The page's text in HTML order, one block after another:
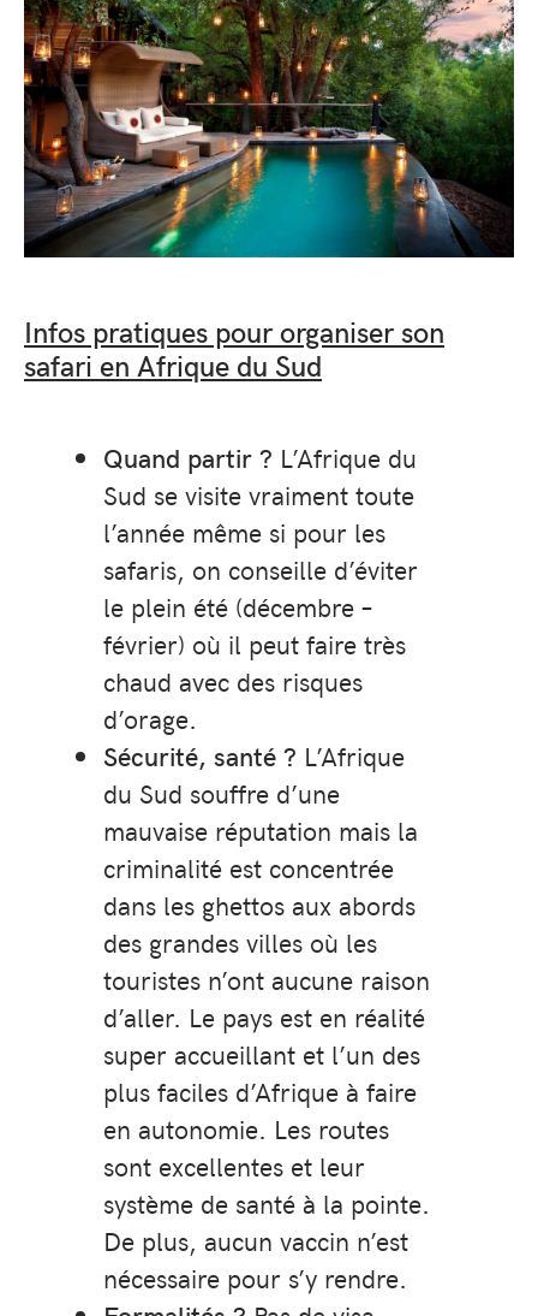
Infos pratiques pour organiser son
safari en Afrique du Sud
Quand partir ? L’Afrique du
Sud se visite vraiment toute
l’année même si pour les
safaris, on conseille d’éviter
le plein été (décembre –
février) où il peut faire très
chaud avec des risques
d’orage.
Sécurité, santé ? L’Afrique
du Sud souffre d’une
mauvaise réputation mais la
criminalité est concentrée
dans les ghettos aux abords
des grandes villes où les
touristes n’ont aucune raison
d’aller. Le pays est en réalité
super accueillant et l’un des
plus faciles d’Afrique à faire
en autonomie. Les routes
sont excellentes et leur
système de santé à la pointe.
De plus, aucun vaccin n’est
nécessaire pour s’y rendre.